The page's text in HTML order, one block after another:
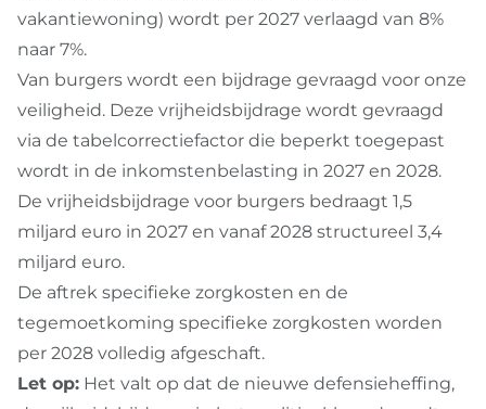
vakantiewoning) wordt per 2027 verlaagd van 8%
naar 7%.
Van burgers wordt een bijdrage gevraagd voor onze
veiligheid. Deze vrijheidsbijdrage wordt gevraagd
via de tabelcorrectiefactor die beperkt toegepast
wordt in de inkomstenbelasting in 2027 en 2028.
De vrijheidsbijdrage voor burgers bedraagt 1,5
miljard euro in 2027 en vanaf 2028 structureel 3,4
miljard euro.
De aftrek specifieke zorgkosten en de
tegemoetkoming specifieke zorgkosten worden
per 2028 volledig afgeschaft.
Let op: Het valt op dat de nieuwe defensieheffing,